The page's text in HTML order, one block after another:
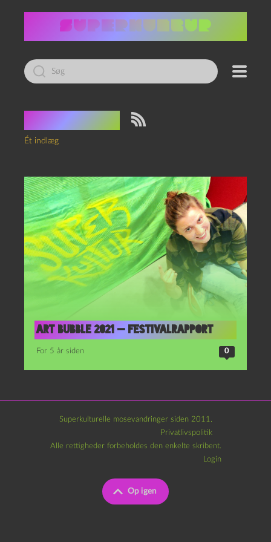
Led
efter:
Dokk1
Ét indlæg
Art Bubble 2021 — festivalrapport
For 5 år siden 0
Superkulturelle mosevandringer siden 2011.
Privatlivspolitik
Op igen
Alle rettigheder forbeholdes den enkelte skribent.
Login